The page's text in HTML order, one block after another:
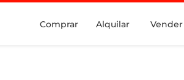
Comprar Alquilar Vender